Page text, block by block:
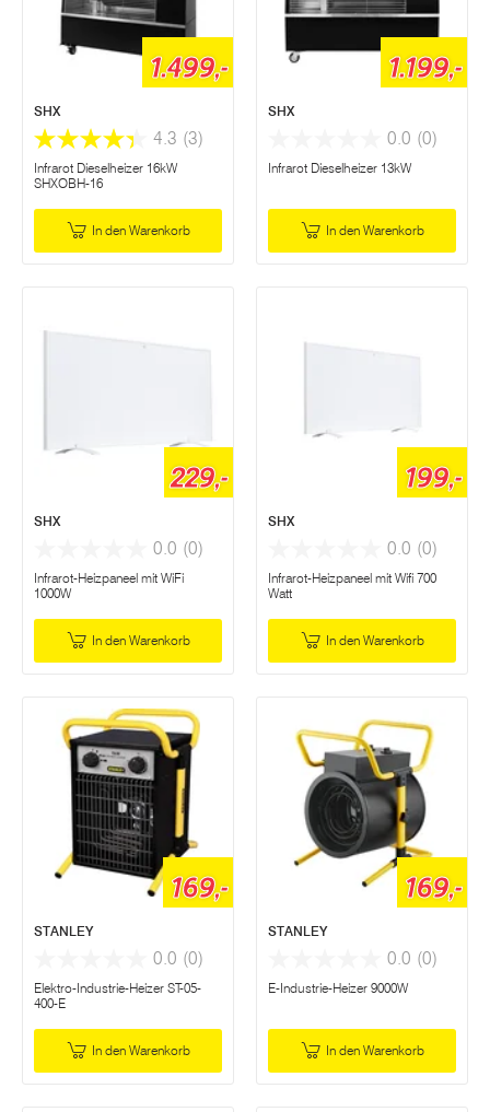
1.499,-
SHX
4.3 (3)
Infrarot Dieselheizer 16kW
SHXOBH-16
In den Warenkorb
1.199,-
SHX
0.0 (0)
Infrarot Dieselheizer 13kW
In den Warenkorb
229,-
SHX
0.0 (0)
Infrarot-Heizpaneel mit WiFi
1000W
In den Warenkorb
199,-
SHX
0.0 (0)
Infrarot-Heizpaneel mit Wifi 700
Watt
In den Warenkorb
169,-
STANLEY
0.0 (0)
Elektro-Industrie-Heizer ST-05-
400-E
In den Warenkorb
169,-
STANLEY
0.0 (0)
E-Industrie-Heizer 9000W
In den Warenkorb